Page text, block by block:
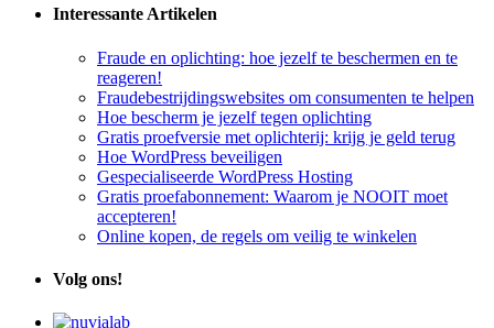
Interessante Artikelen
Fraude en oplichting: hoe jezelf te beschermen en te
reageren!
Fraudebestrijdingswebsites om consumenten te helpen
Hoe bescherm je jezelf tegen oplichting
Gratis proefversie met oplichterij: krijg je geld terug
Hoe WordPress beveiligen
Gespecialiseerde WordPress Hosting
Gratis proefabonnement: Waarom je NOOIT moet
accepteren!
Online kopen, de regels om veilig te winkelen
Volg ons!